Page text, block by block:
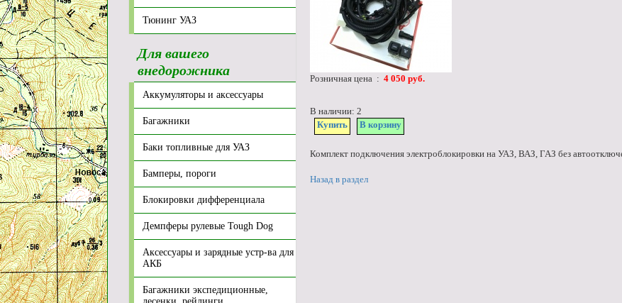
Розничная цена : 4 050 руб.
В наличии: 2
Купить
В корзину
Комплект подключения электроблокировки на УАЗ, ВАЗ, ГАЗ без
Назад в раздел
Тюнинг УАЗ
Для вашего
внедорожника
Аккумуляторы и аксессуары
Багажники
Баки топливные для УАЗ
Бамперы, пороги
Блокировки дифференциала
Демпферы рулевые Tough Dog
Аксессуары и зарядные устр-ва для
АКБ
Багажники экспедиционные,